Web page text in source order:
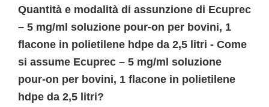
Quantità e modalità di assunzione di Ecuprec
– 5 mg/ml soluzione pour-on per bovini, 1
flacone in polietilene hdpe da 2,5 litri - Come
si assume Ecuprec – 5 mg/ml soluzione
pour-on per bovini, 1 flacone in polietilene
hdpe da 2,5 litri?